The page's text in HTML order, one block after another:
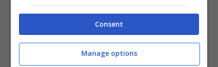
Consent
Manage options